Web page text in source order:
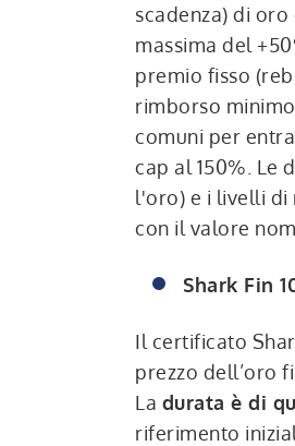
scadenza) di
massima del
premio fisso
rimborso
comuni per
cap al 150%. Le
l'oro) e i livelli di
con il valore
Shark Fin
Il certificato
prezzo dell’oro
La durata è di
riferimento